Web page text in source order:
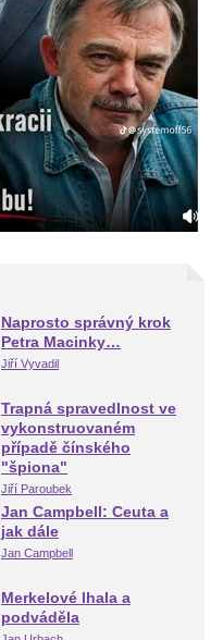
Naprosto správný krok
Petra Macinky…
Jiří Vyvadil
Trapná spravedlnost ve
vykonstruovaném
případě čínského
"špiona"
Jiří Paroubek
Jan Campbell: Ceuta a
jak dále
Jan Campbell
Merkelové lhala a
podváděla